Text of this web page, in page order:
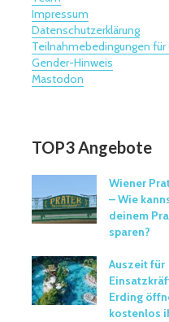
Impressum
Datenschutzerklärung
Teilnahmebedingungen
Gender-Hinweis
Mastodon
TOP3 Angebote
Wiener
– Wie
deinem
sparen?
Auszeit für
Erding
kostenlos